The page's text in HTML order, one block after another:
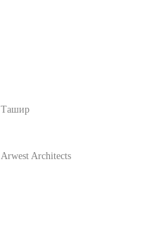
Ташир
Arwest Architects